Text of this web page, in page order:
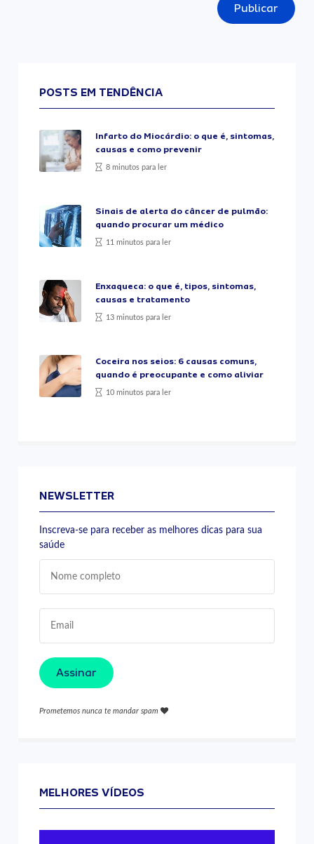
Publicar
POSTS EM TENDÊNCIA
Infarto do Miocárdio: o que é, sintomas,
causas e como prevenir
8 minutos para ler
Sinais de alerta do câncer de pulmão:
quando procurar um médico
11 minutos para ler
Enxaqueca: o que é, tipos, sintomas,
causas e tratamento
13 minutos para ler
Coceira nos seios: 6 causas comuns,
quando é preocupante e como aliviar
10 minutos para ler
NEWSLETTER
Inscreva-se para receber as melhores dicas para sua
saúde
Assinar
Prometemos nunca te mandar spam
MELHORES VÍDEOS